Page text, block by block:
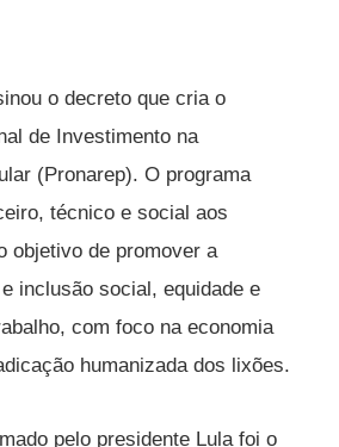
o decreto que cria o
de Investimento na
(Pronarep). O programa
técnico e social aos
objetivo de promover a
inclusão social, equidade e
com foco na economia
humanizada dos lixões.
pelo presidente Lula foi o